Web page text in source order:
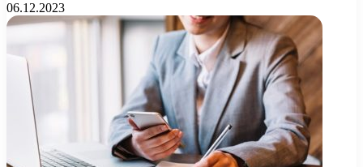
06.12.2023